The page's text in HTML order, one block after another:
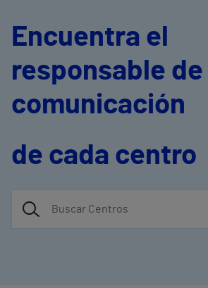
Encuentra el
responsable de
comunicación
de cada centro